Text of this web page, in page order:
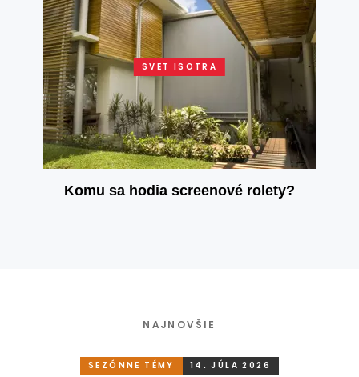
SVET ISOTRA
Komu sa hodia screenové rolety?
NAJNOVŠIE
SEZÓNNE TÉMY 14. JÚLA 2026